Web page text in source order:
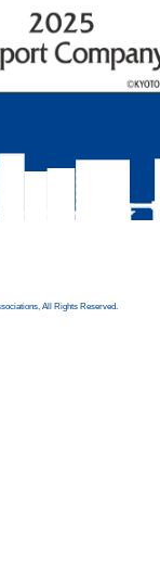
All Rights Reserved.